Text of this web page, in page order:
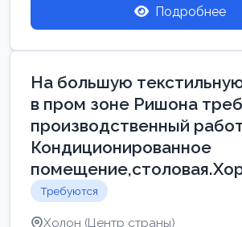
Подробнее
На большую
в пром зоне Ришона
производственный
Кондиционированное
Требуются
Холон (Центр страны)